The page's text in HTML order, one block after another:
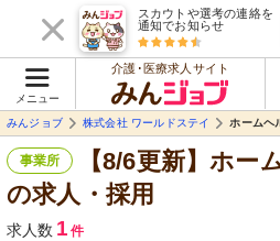
スカウトや選考の連絡を
通知でお知らせ
メニュー
介護･医療求人サイト
みんジョブ
株式会社 ワールドステイ ホームヘ
事業所
【8/6更新】ホー
の求人・採用
求人数 1 件